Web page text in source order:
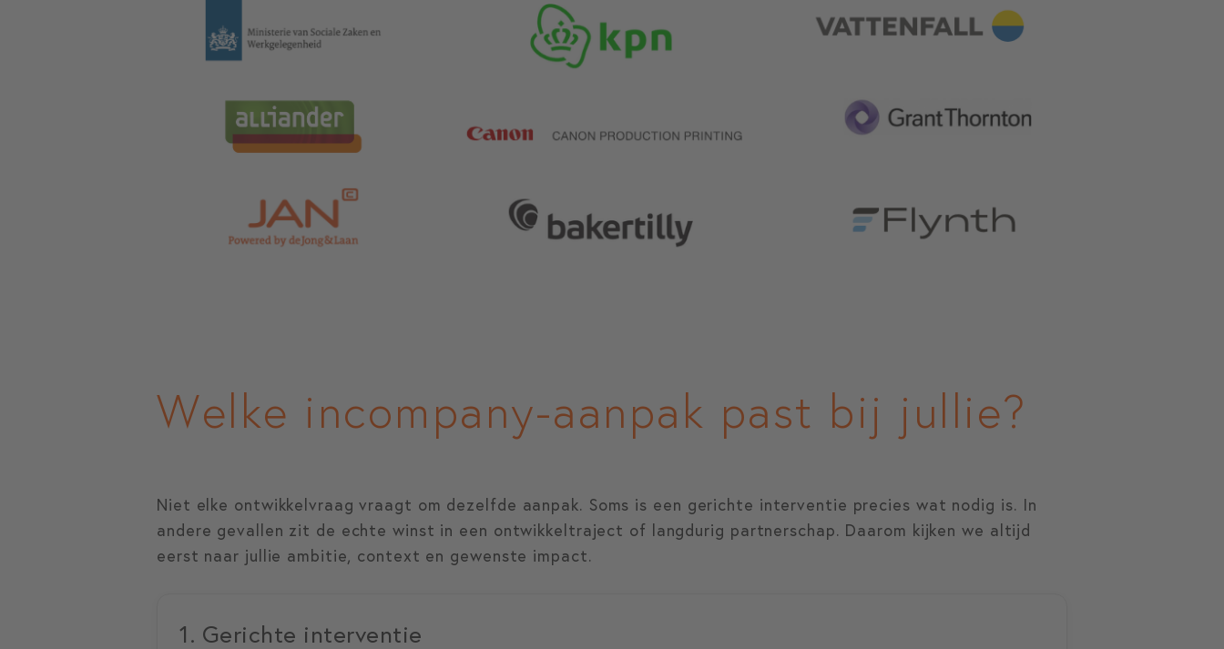
Welke incompany-aanpak past bij jullie?
Niet elke ontwikkelvraag vraagt om dezelfde aanpak. Soms is een gerichte interventie precies wat nodig is. In
andere gevallen zit de echte winst in een ontwikkeltraject of langdurig partnerschap. Daarom kijken we altijd
eerst naar jullie ambitie, context en gewenste impact.
1. Gerichte interventie